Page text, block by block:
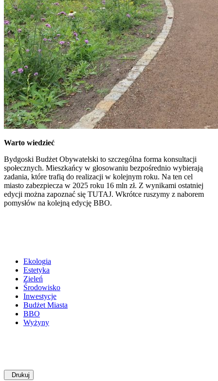
Warto wiedzieć
Bydgoski Budżet Obywatelski to szczególna forma konsultacji
społecznych. Mieszkańcy w głosowaniu bezpośrednio wybierają
zadania, które trafią do realizacji w kolejnym roku. Na ten cel
miasto zabezpiecza w 2025 roku 16 mln zł. Z wynikami ostatniej
edycji można zapoznać się TUTAJ. Wkrótce ruszymy z naborem
pomysłów na kolejną edycję BBO.
Ekologia
Estetyka
Zieleń
Środowisko
Inwestycje
Budżet Miasta
BBO
Wyżyny
Drukuj